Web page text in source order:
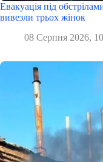
Евакуація під
вивезли трьох жінок
08 Серпня 2026,